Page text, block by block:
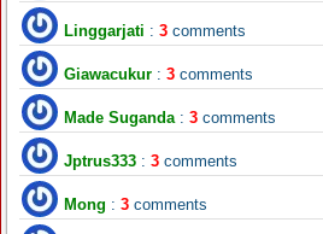
Linggarjati : 3 comments
Giawacukur : 3 comments
Made Suganda : 3 comments
Jptrus333 : 3 comments
Mong : 3 comments